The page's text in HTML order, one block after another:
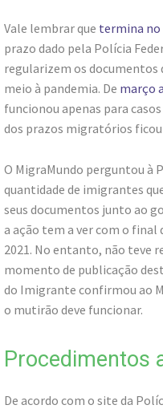
Vale lembrar que termina no
prazo dado pela Polícia
regularizem os documentos
meio à pandemia. De março
funcionou apenas para
dos prazos migratórios ficou
O MigraMundo perguntou à
quantidade de imigrantes
seus documentos junto ao
a ação tem a ver com o
2021. No entanto, não teve
momento de publicação
do Imigrante confirmou ao
o mutirão deve funcionar.
Procedimentos
De acordo com o site da